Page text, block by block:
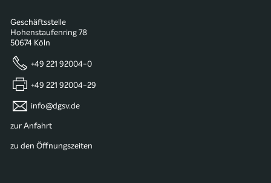
Geschäftsstelle
Hohenstaufenring 78
50674 Köln
+49 221 92004-0
+49 221 92004-29
info@dgsv.de
zur Anfahrt
zu den Öffnungszeiten